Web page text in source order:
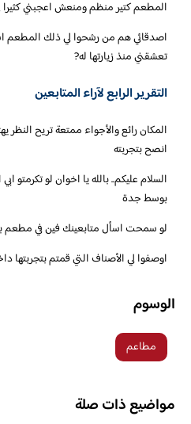
المطعم كتير منظم ومنعش اعجبني كثيرا
اصدقائي هم من رشحوا لي ذلك المطعم
تعشقني منذ زيارتها له?
التقرير الرابع لآراء المتابعين
المكان رائع والأجواء ممتعة تريح النظر
انصح بتجربته
السلام عليكم.. بالله يا اخوان لو
بوسط جدة
لو سمحت اسأل متابعينك فين في مطعم
اوصفوا لي الأصناف التي قمتم بتجربتها
الوسوم
مطاعم
مواضيع ذات صلة